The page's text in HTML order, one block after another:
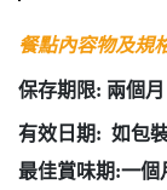
餐點內容物及規
保存期限: 兩個月
有效日期: 如包
最佳賞味期:一個